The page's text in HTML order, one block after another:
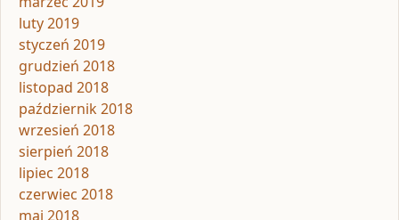
luty 2019
styczeń 2019
grudzień 2018
listopad 2018
październik 2018
wrzesień 2018
sierpień 2018
lipiec 2018
czerwiec 2018
maj 2018